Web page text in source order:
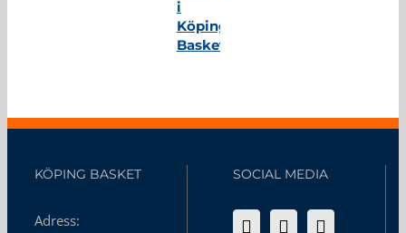
i
Köping
Basket
KÖPING BASKET
Adress:
SOCIAL MEDIA